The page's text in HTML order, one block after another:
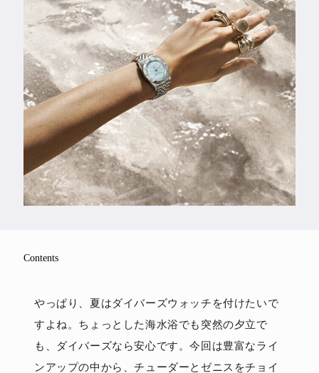
Series
Contents
やっぱり、夏はダイバーズウォッチを付けたいで
すよね。ちょっとした海水浴でも突然の夕立で
も、ダイバーズなら安心です。今回は豊富なライ
ンアップの中から、チューダーとゼニスをチョイ